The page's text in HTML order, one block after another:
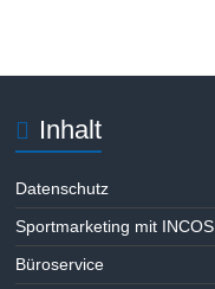
Inhalt
Datenschutz
Sportmarketing mit INCOS
Büroservice